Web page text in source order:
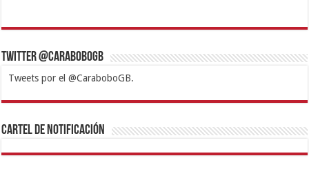
Twitter @CaraboboGB
Tweets por el @CaraboboGB.
1xbetBetturkeyBetistKralbetSupertotobetTipobetMatadorbetMariobet
https://mvbcasino.com/
Cartel de Notificación